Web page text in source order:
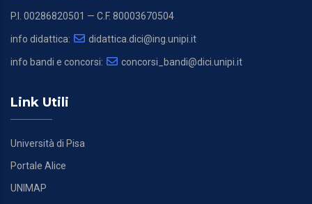
P.I. 00286820501 — C.F. 80003670504
info didattica: didattica.dici@ing.unipi.it
info bandi e concorsi: concorsi_bandi@dici.unipi.it
Link Utili
Università di Pisa
Portale Alice
UNIMAP